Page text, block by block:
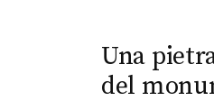
Una
del